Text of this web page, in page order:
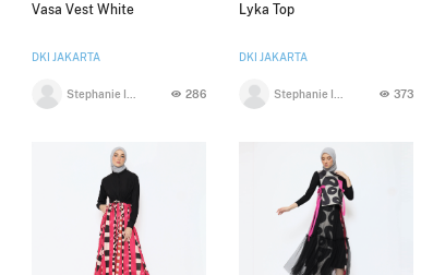
Vasa Vest White
DKI JAKARTA
286
Lyka Top
DKI JAKARTA
373